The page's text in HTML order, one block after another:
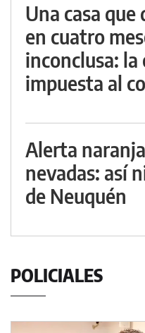
Una casa
en cuatro
inconclusa: la
impuesta al
Alerta
nevadas: así
de Neuquén
POLICIALES